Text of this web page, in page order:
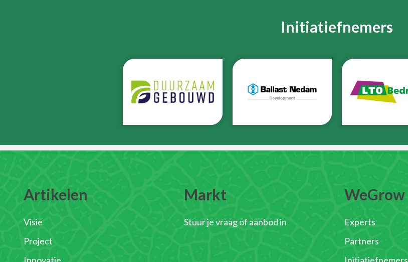
Initiatiefnemers
Artikelen
Visie
Project
Markt
Stuur je vraag of aanbod in
WeGrow
Experts
Partners